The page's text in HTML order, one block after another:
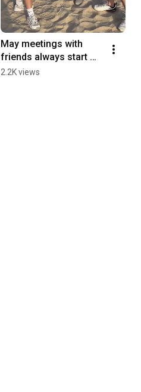
May meetings with
friends always start
with this incredible
2.2K views